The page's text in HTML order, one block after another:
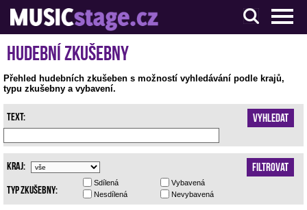
S muzikanty pro muzikanty
Hudební zkušebny
Přehled hudebních zkušeben s možností vyhledávání podle krajů,
typu zkušebny a vybavení.
Vyhledat
Text:
Filtrovat
Kraj:
Vybavená
Nevybavená
Sdílená
Nesdílená
Typ zkušebny: